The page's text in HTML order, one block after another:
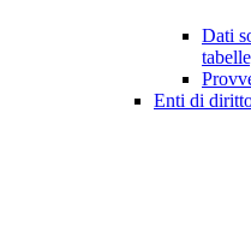
Dati
Enti di